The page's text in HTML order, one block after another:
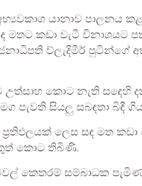
යානාව පාලනය
මතට කඩා වැටී විනාශයට
ව්ලැදිමීර් පුටින්ගේ
කොට නැති සඳෙහි
පැවති සියලු සබඳතා බිඳී
ලෙස සඳ මත කඩා
කොට තිබිණි.
කෙතරම් සම්බාධක